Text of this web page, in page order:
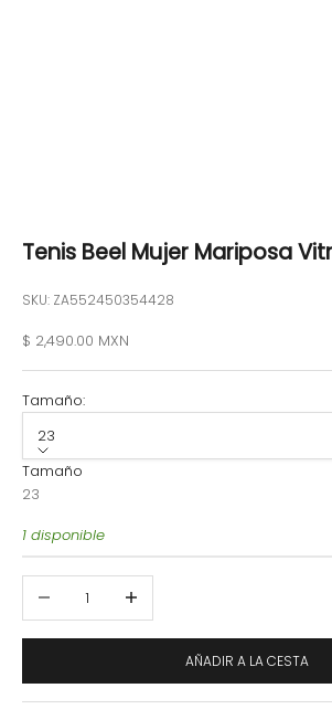
Tenis Beel Mujer Mariposa
SKU: ZA552450354428
Precio de oferta
$ 2,490.00 MXN
Tamaño:
23
Tamaño
23
1 disponible
Reducir cantidadAumentar cantidad
AÑADIR A LA CESTA